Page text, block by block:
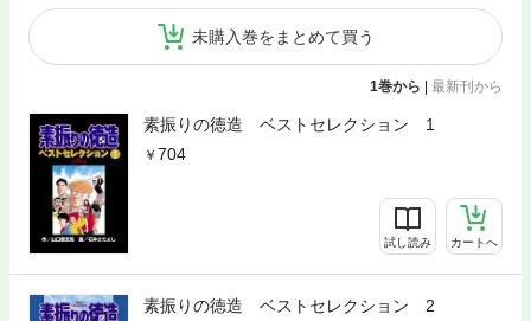
未購入巻をまとめて買う
1巻から | 最新刊から
素振りの徳造 ベストセレクション 1
704
試し読み カートへ
素振りの徳造 ベストセレクション 2